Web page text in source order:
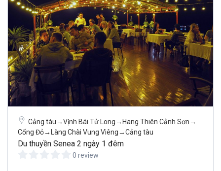
Cảng tàu→Vịnh Bái Tử Long→Hang Thiên Cảnh Sơn→
Cống Đỏ→Làng Chài Vung Viêng→Cảng tàu
Du thuyền Senea 2 ngày 1 đêm
0 review